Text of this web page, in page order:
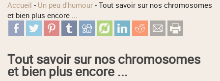
Accueil - Un peu d'humour -Tout savoir sur nos chromosomes
et bien plus encore ...
Tout savoir sur nos chromosomes
et bien plus encore ...